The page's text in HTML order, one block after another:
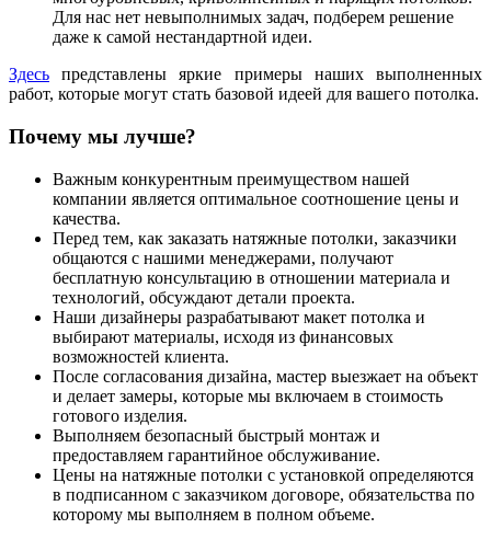
Для нас нет невыполнимых задач, подберем решение
даже к самой нестандартной идеи.
Здесь представлены яркие примеры наших выполненных
работ, которые могут стать базовой идеей для вашего потолка.
Почему мы лучше?
Важным конкурентным преимуществом нашей
компании является оптимальное соотношение цены и
качества.
Перед тем, как заказать натяжные потолки, заказчики
общаются с нашими менеджерами, получают
бесплатную консультацию в отношении материала и
технологий, обсуждают детали проекта.
Наши дизайнеры разрабатывают макет потолка и
выбирают материалы, исходя из финансовых
возможностей клиента.
После согласования дизайна, мастер выезжает на объект
и делает замеры, которые мы включаем в стоимость
готового изделия.
Выполняем безопасный быстрый монтаж и
предоставляем гарантийное обслуживание.
Цены на натяжные потолки с установкой определяются
в подписанном с заказчиком договоре, обязательства по
которому мы выполняем в полном объеме.